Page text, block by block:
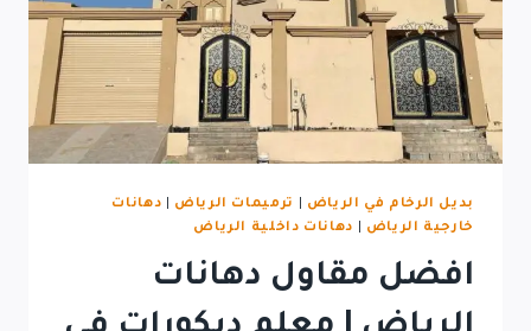
بديل الرخام في الرياض ترميمات الرياض
دهانات
خارجية الرياض
دهانات داخلية الرياض
افضل مقاول دهانات